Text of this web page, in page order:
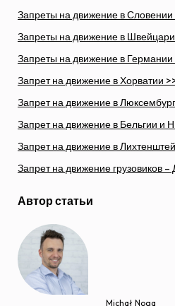
Запреты на движение в Словении
Запреты на движение в
Запреты на движение в Германии
Запрет на движение в Хорватии
Запрет на движение в
Запрет на движение в Бельгии и
Запрет на движение в
Запрет на движение грузовиков
Автор статьи
Michał Noga